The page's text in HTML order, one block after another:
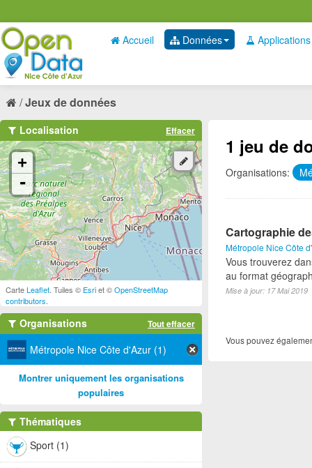
Accueil Données Applications
Jeux de données
1 jeu de
Organisations:
Cartographie
Métropole Nice Côte
Vous trouverez
au format
Mise à jour: 17 Mai 2019
Vous pouvez
Localisation Effacer
+
-
CarteLeaflet . Tuiles © Esriet ©OpenStreetMap
contributors
Organisations Tout effacer
Métropole Nice Côte d'Azur (1)
Montrer uniquement les organisations
populaires
Thématiques
Sport (1)